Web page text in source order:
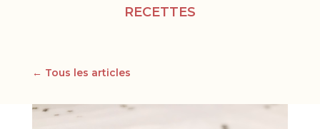
RECETTES
← Tous les articles